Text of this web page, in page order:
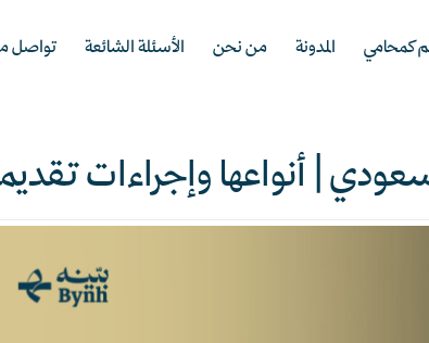
كمحامي المدونة من نحن الأسئلة الشائعة تواصل
| أنواعها وإجراءات